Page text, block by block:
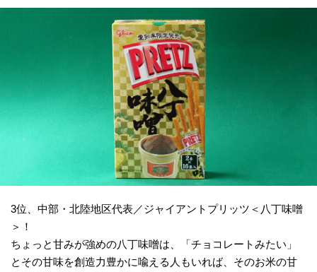
3位、中部・北陸地区代表／ジャイアントプリッツ＜八丁味噌
＞！
ちょっと甘みが強めの八丁味噌は、「チョコレートみたい」
とその甘味を創造力豊かに喩える人もいれば、そのお米の甘